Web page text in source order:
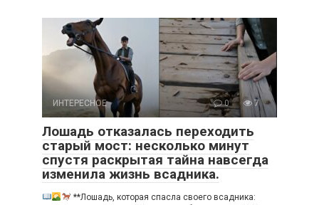
ИНТЕРЕСНОЕ 0 7
Лошадь отказалась переходить
старый мост: несколько минут
спустя раскрытая тайна навсегда
изменила жизнь всадника.
**Лошадь, которая спасла своего всадника: